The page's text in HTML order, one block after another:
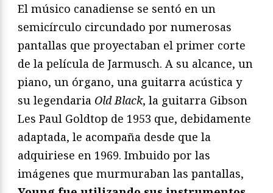
El músico canadiense se sentó en un
semicírculo circundado por numerosas
pantallas que proyectaban el primer corte
de la película de Jarmusch. A su alcance, un
piano, un órgano, una guitarra acústica y
su legendaria Old Black, la guitarra Gibson
Les Paul Goldtop de 1953 que, debidamente
adaptada, le acompaña desde que la
adquiriese en 1969. Imbuido por las
imágenes que murmuraban las pantallas,